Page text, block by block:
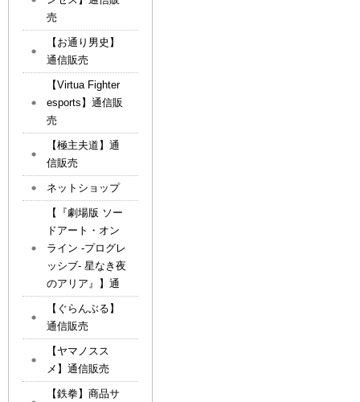
売
【お通り男史】
通信販売
【Virtua Fighter
esports】通信販
売
【極主夫道】通
信販売
ネットショップ
【『劇場版 ソー
ドアート・オン
ライン -プログレ
ッシブ- 星なき夜
のアリア』】通
【ぐらんぶる】
通信販売
【ヤマノスス
メ】通信販売
【鉄拳】商品サ